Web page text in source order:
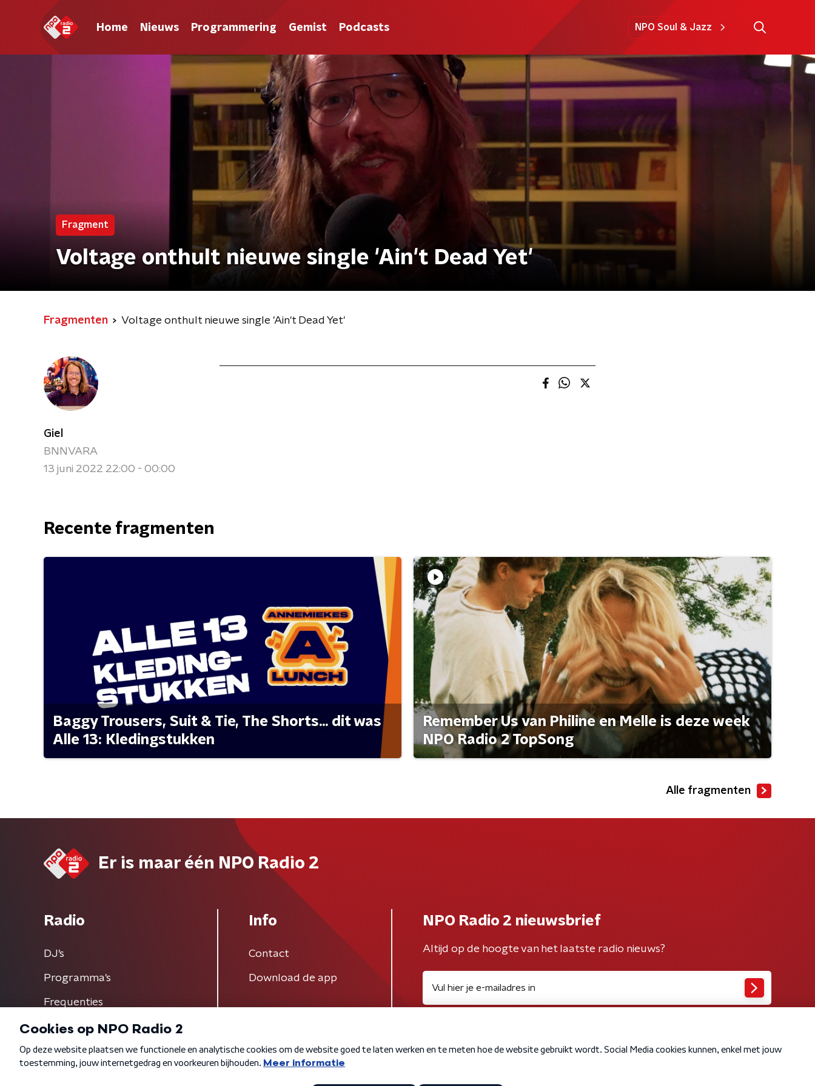
Home Nieuws Programmering Gemist Podcasts NPO Soul & Jazz
Fragment
Voltage onthult nieuwe single 'Ain't Dead Yet'
Fragmenten Voltage onthult nieuwe single 'Ain't Dead Yet'
Giel
BNNVARA
13 juni 2022 22:00 - 00:00
Recente fragmenten
Baggy Trousers, Suit & Tie, The Shorts... dit was
Alle 13: Kledingstukken
Remember Us van Philine en Melle is deze week
NPO Radio 2 TopSong
Alle fragmenten
Er is maar één NPO Radio 2
Radio
DJ’s
Programma's
Frequenties
Info
Contact
Download de app
NPO Radio 2 nieuwsbrief
Altijd op de hoogte van het laatste radio nieuws?
Algemene voorwaarden Privacybeleid